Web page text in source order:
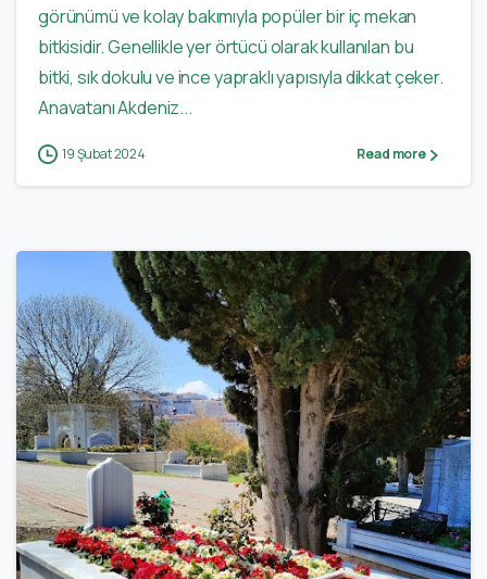
görünümü ve kolay bakımıyla popüler bir iç mekan
bitkisidir. Genellikle yer örtücü olarak kullanılan bu
bitki, sık dokulu ve ince yapraklı yapısıyla dikkat çeker.
Anavatanı Akdeniz...
19 Şubat 2024 Read more